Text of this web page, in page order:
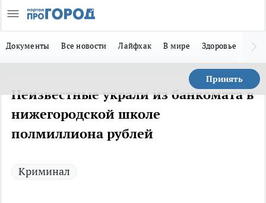
Документы Все новости Лайфхак В мире Здоровье
Принять
Неизвестные украли из банкомата в
нижегородской школе
полмиллиона рублей
Криминал